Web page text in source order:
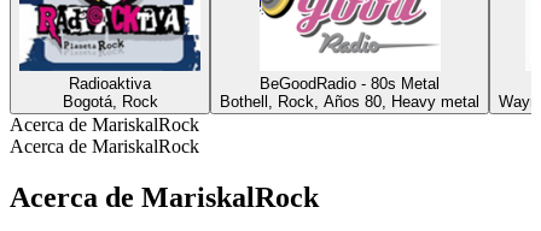
Radioaktiva
Bogotá, Rock
BeGoodRadio - 80s Metal
Bothell, Rock, Años 80, Heavy metal
Acerca de MariskalRock
Acerca de MariskalRock
Acerca de MariskalRock